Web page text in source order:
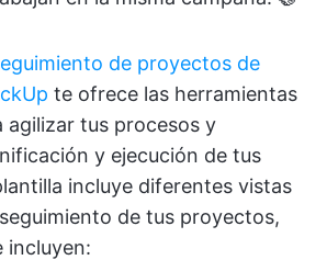
de proyectos de
te ofrece las herramientas
agilizar tus procesos y
y ejecución de tus
incluye diferentes vistas
de tus proyectos,
incluyen: